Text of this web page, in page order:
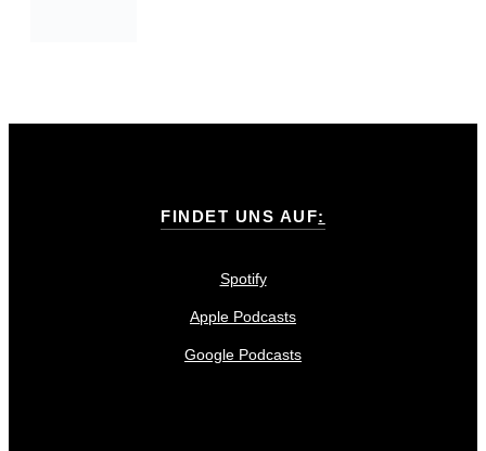
FINDET UNS AUF:
Spotify
Apple Podcasts
Google Podcasts